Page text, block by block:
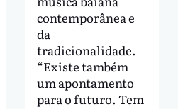
contemporânea e
da
tradicionalidade.
“Existe também
um apontamento
para o futuro. Tem